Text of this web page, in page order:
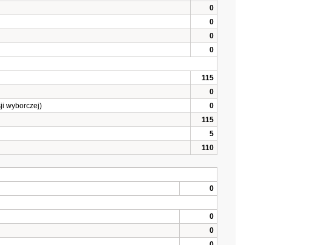
0
0
0
0
115
0
wyborczej)
0
115
5
110
0
0
0